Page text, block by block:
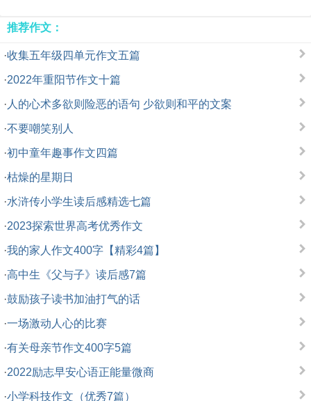
推荐作文：
·收集五年级四单元作文五篇
·2022年重阳节作文十篇
· 人的心术多欲则险恶的语句 少欲则和平的文案
·不要嘲笑别人
·初中童年趣事作文四篇
·枯燥的星期日
·水浒传小学生读后感精选七篇
·2023探索世界高考优秀作文
·我的家人作文400字【精彩4篇】
·高中生《父与子》读后感7篇
·鼓励孩子读书加油打气的话
·一场激动人心的比赛
·有关母亲节作文400字5篇
·2022励志早安心语正能量微商
·小学科技作文（优秀7篇）